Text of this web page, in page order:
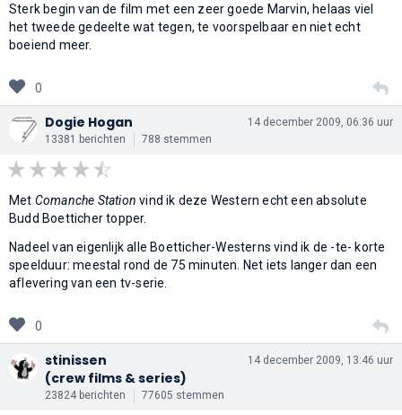
Sterk begin van de film met een zeer goede Marvin, helaas viel
het tweede gedeelte wat tegen, te voorspelbaar en niet echt
boeiend meer.
0
Dogie Hogan
13381 berichten 788 stemmen
14 december 2009, 06:36 uur
Met Comanche Stationvind ik deze Western echt een absolute
Budd Boetticher topper.
Nadeel van eigenlijk alle Boetticher-Westerns vind ik de -te- korte
speelduur: meestal rond de 75 minuten. Net iets langer dan een
aflevering van een tv-serie.
0
stinissen
(crew films & series)
23824 berichten 77605 stemmen
14 december 2009, 13:46 uur